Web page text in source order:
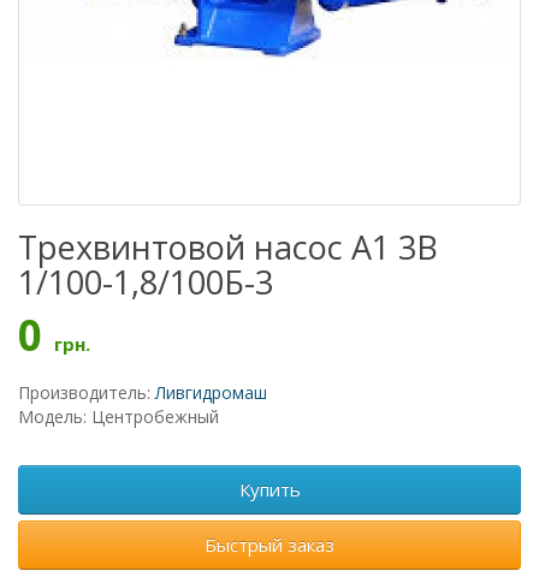
Трехвинтовой насос А1 3В
1/100-1,8/100Б-3
0 грн.
Производитель:Ливгидромаш
Модель: Центробежный
Купить
Быстрый заказ